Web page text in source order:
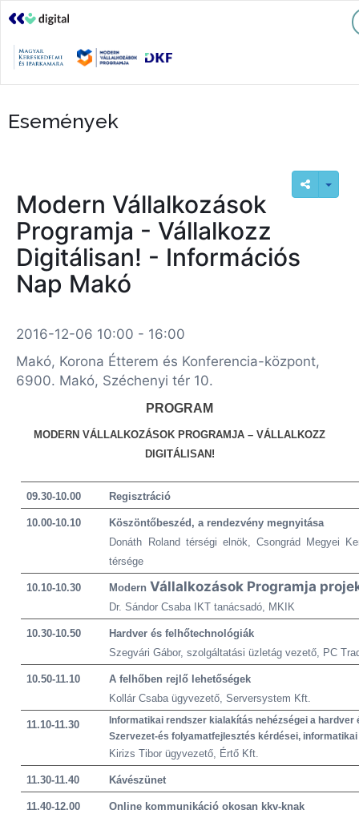
Események
Modern Vállalkozások
Programja - Vállalkozz
Digitálisan! - Információs
Nap Makó
2016-12-06 10:00 - 16:00
Makó, Korona Étterem és Konferencia-központ,
6900. Makó, Széchenyi tér 10.
PROGRAM
MODERN VÁLLALKOZÁSOK PROGRAMJA – VÁLLALKOZZ
DIGITÁLISAN!
09.30-10.00 Regisztráció
10.00-10.10
Köszöntőbeszéd, a rendezvény megnyitása
Donáth Roland térségi elnök, Csongrád Megyei
térsége
10.10-10.30 Modern Vállalkozások Programja
Dr. Sándor Csaba IKT tanácsadó, MKIK
10.30-10.50
Hardver és felhőtechnológiák
Szegvári Gábor, szolgáltatási üzletág vezető, PC
10.50-11.10
A felhőben rejlő lehetőségek
Kollár Csaba ügyvezető, Serversystem Kft.
11.10-11.30
Informatikai rendszer kialakítás nehézségei a
Szervezet-és folyamatfejlesztés kérdései,
Kirizs Tibor ügyvezető, Értő Kft.
11.30-11.40 Kávészünet
11.40-12.00
Online kommunikáció okosan kkv-knak